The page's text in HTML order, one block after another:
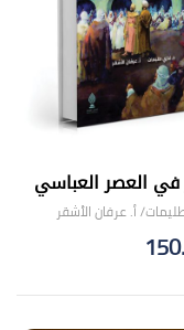
العصر العباسي
والجزء الثاني –
أ. عرفان الأشقر